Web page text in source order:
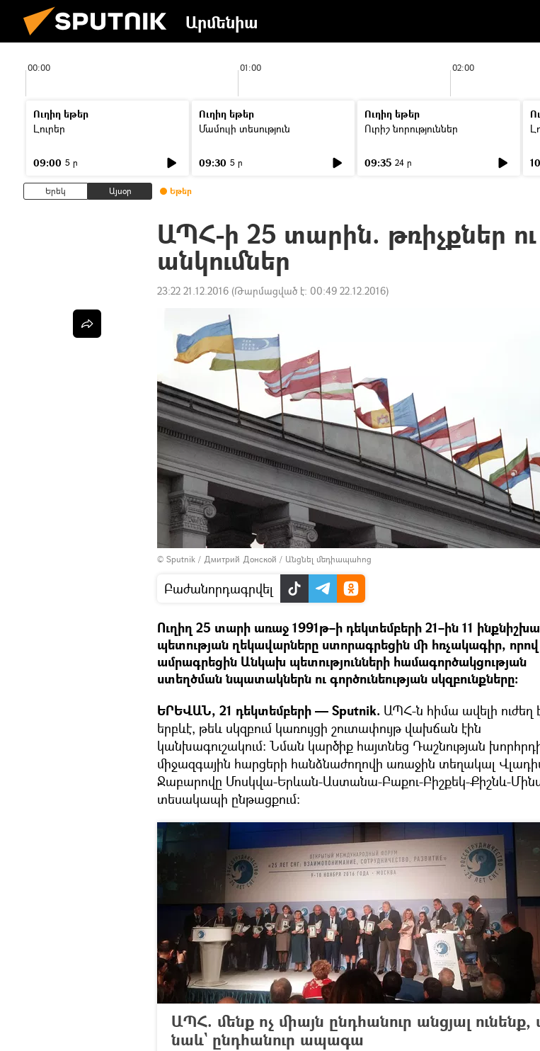
Արմենիա
00:00 01:00 02:00
Ուղիղ եթեր
Լուրեր
09:00 5 ր
Ուղիղ եթեր
Մամուլի տեսություն
09:30 5 ր
Ուղիղ եթեր
Ուրիշ նորություններ
09:35 24 ր
Երեկ Այսօր Եթեր
ԱՊՀ-ի 25 տարին. թռիչքներ ու
անկումներ
23:22 21.12.2016 (Թարմացված է: 00:49 22.12.2016)
© Sputnik / Дмитрий Донской / Անցնել մեդիապահոց
Բաժանորդագրվել
Ուղիղ 25 տարի առաջ 1991թ–ի դեկտեմբերի 21–ին 11
պետության ղեկավարները ստորագրեցին մի հռչակագիր, որով
ամրագրեցին Անկախ պետությունների համագործակցության
ստեղծման նպատակներն ու գործունեության սկզբունքները։
ԵՐԵՎԱՆ, 21 դեկտեմբերի — Sputnik. ԱՊՀ-ն հիմա ավելի ուժեղ
երբևէ, թեև սկզբում կառույցի շուտափույթ վախճան էին
կանխագուշակում: Նման կարծիք հայտնեց Դաշնության
միջազգային հարցերի հանձնաժողովի առաջին տեղակալ
Ջաբարովը Մոսկվա-Երևան-Աստանա-Բաքու-Բիշքեկ-Քիշնև-
տեսակապի ընթացքում։
ԱՊՀ. մենք ոչ միայն ընդհանուր անցյալ ունենք,
նաև` ընդհանուր ապագա